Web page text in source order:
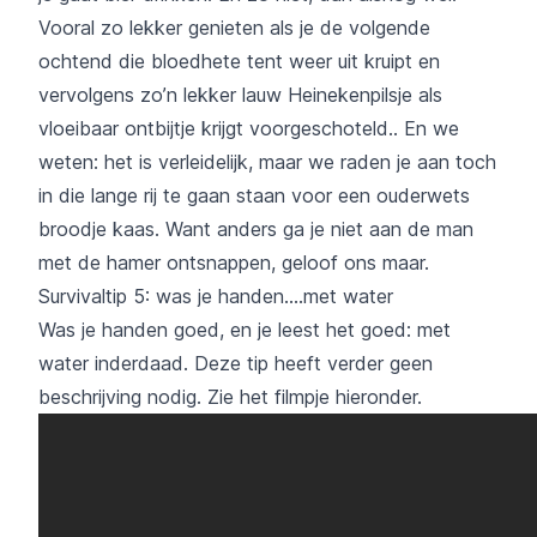
Vooral zo lekker genieten als je de volgende
ochtend die bloedhete tent weer uit kruipt en
vervolgens zo’n lekker lauw Heinekenpilsje als
vloeibaar ontbijtje krijgt voorgeschoteld.. En we
weten: het is verleidelijk, maar we raden je aan toch
in die lange rij te gaan staan voor een ouderwets
broodje kaas. Want anders ga je niet aan de man
met de hamer ontsnappen, geloof ons maar.
Survivaltip 5: was je handen....met water
Was je handen goed, en je leest het goed: met
water inderdaad. Deze tip heeft verder geen
beschrijving nodig. Zie het filmpje hieronder.